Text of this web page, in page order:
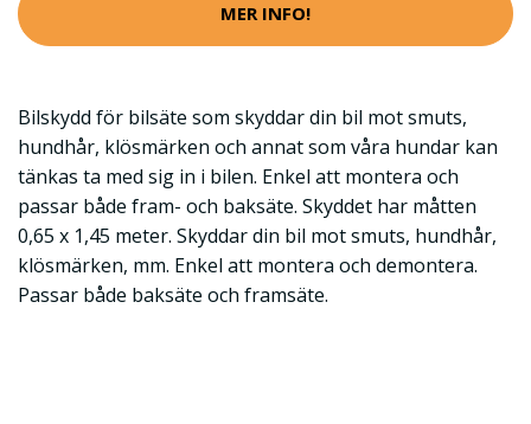
MER INFO!
Bilskydd för bilsäte som skyddar din bil mot smuts,
hundhår, klösmärken och annat som våra hundar kan
tänkas ta med sig in i bilen. Enkel att montera och
passar både fram- och baksäte. Skyddet har måtten
0,65 x 1,45 meter. Skyddar din bil mot smuts, hundhår,
klösmärken, mm. Enkel att montera och demontera.
Passar både baksäte och framsäte.